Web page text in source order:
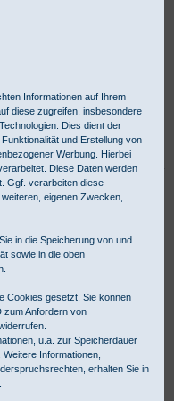
aus dem Bereich der
Schaumverbände'. Für
möglich.
Informationen auf Ihrem
diese zugreifen, insbesondere
Dies dient der
und Erstellung von
Werbung. Hierbei
Diese Daten werden
Ggf. verarbeiten diese
eigenen Zwecken,
in die Speicherung von und
sowie in die oben
Cookies gesetzt. Sie können
zum Anfordern von
u.a. zur Speicherdauer
Informationen,
erhalten Sie in